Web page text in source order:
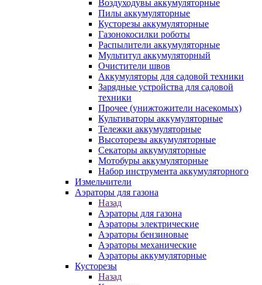
Воздуходувы аккумуляторные
Пилы аккумуляторные
Кусторезы аккумуляторные
Газонокосилки роботы
Распылители аккумуляторные
Мультитул аккумуляторный
Очистители швов
Аккумуляторы для садовой техники
Зарядные устройства для садовой
техники
Прочее (унижтожители насекомых)
Культиваторы аккумуляторные
Тележки аккумуляторные
Высоторезы аккумуляторные
Секаторы аккумуляторные
Мотобуры аккумуляторные
Набор инструмента аккумуляторного
Измельчители
Аэраторы для газона
Назад
Аэраторы для газона
Аэраторы электрические
Аэраторы бензиновые
Аэраторы механические
Аэраторы аккумуляторные
Кусторезы
Назад